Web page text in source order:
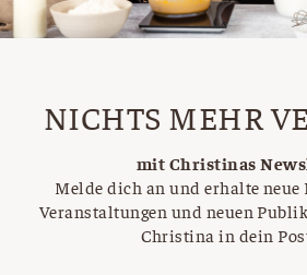
NICHTS MEHR
mit Christinas
Melde dich an und erhalte neue
Veranstaltungen und neuen
Christina in dein